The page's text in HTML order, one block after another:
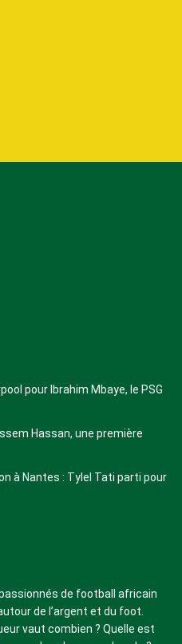
pour Ibrahim Mbaye, le PSG
Hassan, une première
à Nantes : Tylel Tati parti pour
de football africain
de l’argent et du foot.
vaut combien ? Quelle est